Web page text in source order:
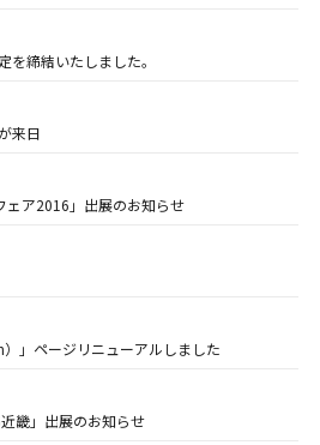
を締結いたしました。
来日
ェア2016」出展のお知らせ
」ページリニューアルしました
畿」出展のお知らせ